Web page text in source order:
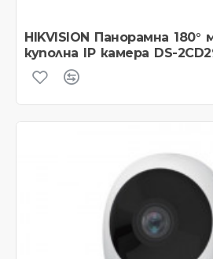
HIKVISION Панорамна 180°
куполна IP камера DS-